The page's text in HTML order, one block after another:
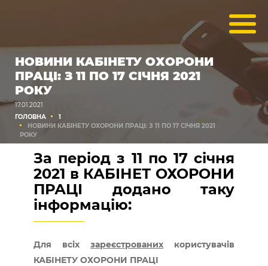
НОВИНИ КАБІНЕТУ ОХОРОНИ
ПРАЦІ: З 11 ПО 17 СІЧНЯ 2021
РОКУ
17.01.2021
ГОЛОВНА
1
НОВИНИ КАБІНЕТУ ОХОРОНИ ПРАЦІ: З 11 ПО 17 СІЧНЯ 2021
РОКУ
За період з 11 по 17 січня
2021 в КАБІНЕТ ОХОРОНИ
ПРАЦІ додано таку
інформацію:
Для всіхзареєстрованих користувачів
КАБІНЕТУ ОХОРОНИ ПРАЦІ